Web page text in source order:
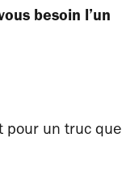
besoin l’un
pour un truc que